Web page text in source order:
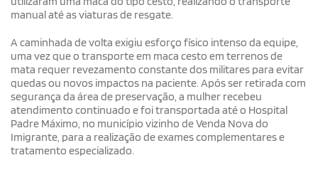
manual até as viaturas de resgate.
A caminhada de volta exigiu esforço físico intenso da equipe,
uma vez que o transporte em maca cesto em terrenos de
mata requer revezamento constante dos militares para evitar
quedas ou novos impactos na paciente. Após ser retirada com
segurança da área de preservação, a mulher recebeu
atendimento continuado e foi transportada até o Hospital
Padre Máximo, no município vizinho de Venda Nova do
Imigrante, para a realização de exames complementares e
tratamento especializado.